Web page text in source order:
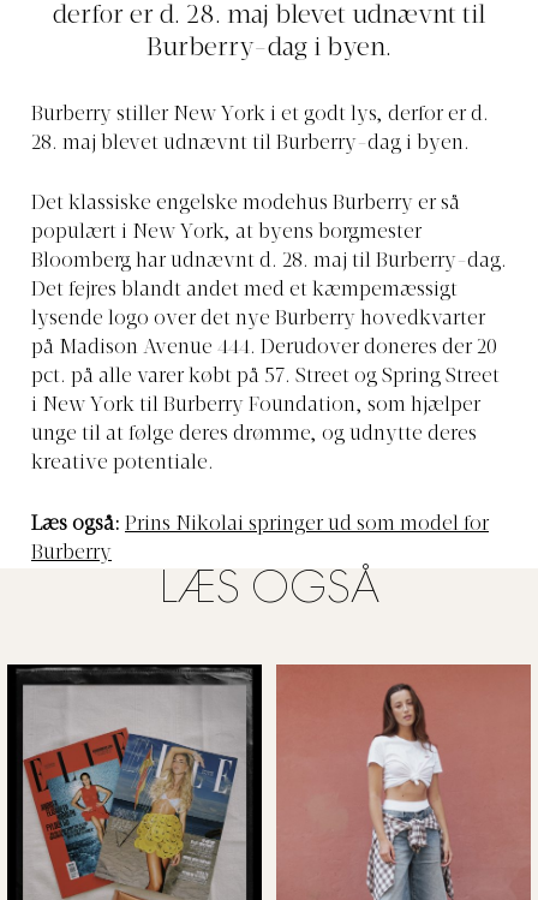
derfor er d. 28. maj blevet udnævnt til
Burberry-dag i byen.
Burberry stiller New York i et godt lys, derfor er d.
28. maj blevet udnævnt til Burberry-dag i byen.
Det klassiske engelske modehus Burberry er så
populært i New York, at byens borgmester
Bloomberg har udnævnt d. 28. maj til Burberry-dag.
Det fejres blandt andet med et kæmpemæssigt
lysende logo over det nye Burberry hovedkvarter
på Madison Avenue 444. Derudover doneres der 20
pct. på alle varer købt på 57. Street og Spring Street
i New York til Burberry Foundation, som hjælper
unge til at følge deres drømme, og udnytte deres
kreative potentiale.
Læs også: Prins Nikolai springer ud som model for
Burberry
LÆS OGSÅ